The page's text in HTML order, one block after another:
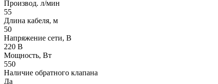
Производ. л/мин
55
Длина кабеля, м
50
Напряжение сети, В
220 В
Мощность, Вт
550
Наличие обратного клапана
Да